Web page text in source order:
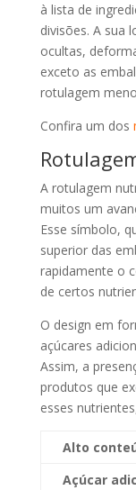
à lista de
divisões. A sua
ocultas,
exceto as
rotulagem
Confira um dos
A rotulagem
muitos um
Esse símbolo,
superior das
rapidamente o
de certos
O design em
açúcares
Assim, a
produtos que
esses
Alto
Açúcar